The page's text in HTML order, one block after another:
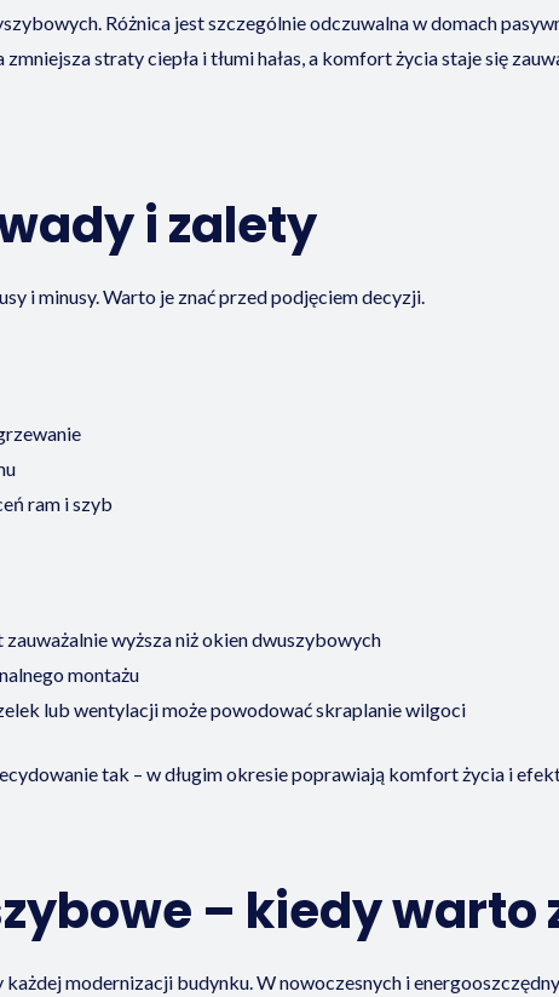
Różnica jest szczególnie odczuwalna w domach
straty ciepła i tłumi hałas, a komfort życia staje się
i zalety
i minusy. Warto je znać przed podjęciem decyzji.
ram i szyb
wyższa niż okien dwuszybowych
montażu
lub wentylacji może powodować skraplanie wilgoci
tak – w długim okresie poprawiają komfort życia i
– kiedy warto
modernizacji budynku. W nowoczesnych i